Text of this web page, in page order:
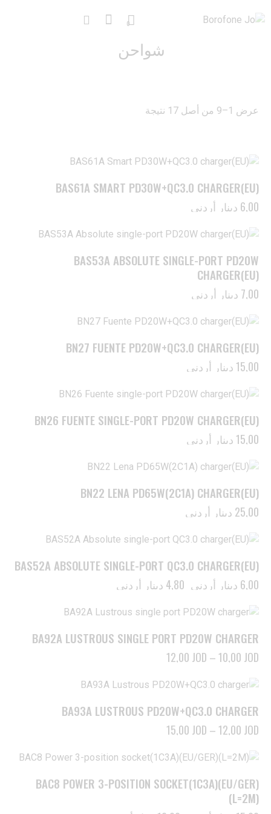
0
شواحن
عرض 1–9 من أصل 17 نتيجة
BAS61A SMART PD30W+QC3.0 CHARGER(EU)
6,00 دينار أردني
BAS53A ABSOLUTE SINGLE-PORT PD20W
CHARGER(EU)
7,00 دينار أردني
BN27 FUENTE PD20W+QC3.0 CHARGER(EU)
15,00 دينار أردني
BN26 FUENTE SINGLE-PORT PD20W CHARGER(EU)
15,00 دينار أردني
BN22 LENA PD65W(2C1A) CHARGER(EU)
25,00 دينار أردني
BAS52A ABSOLUTE SINGLE-PORT QC3.0 CHARGER(EU)
6,00 دينار أردني 4,80 دينار أردني
BA92A LUSTROUS SINGLE PORT PD20W CHARGER
10,00JOD
–
12,00JOD
BA93A LUSTROUS PD20W+QC3.0 CHARGER
12,00JOD
–
15,00JOD
BAC8 POWER 3-POSITION SOCKET(1C3A)(EU/GER)
(L=2M)